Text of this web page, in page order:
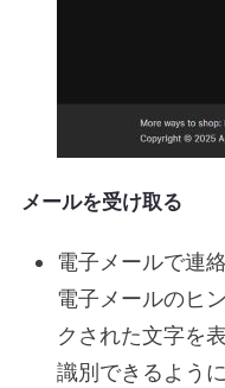
メールを受け取る
電子メールで連
電子メールのヒ
クされた文字を
識別できるように